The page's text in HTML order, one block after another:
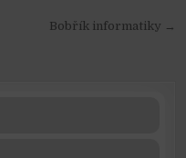
Bobřík informatiky →